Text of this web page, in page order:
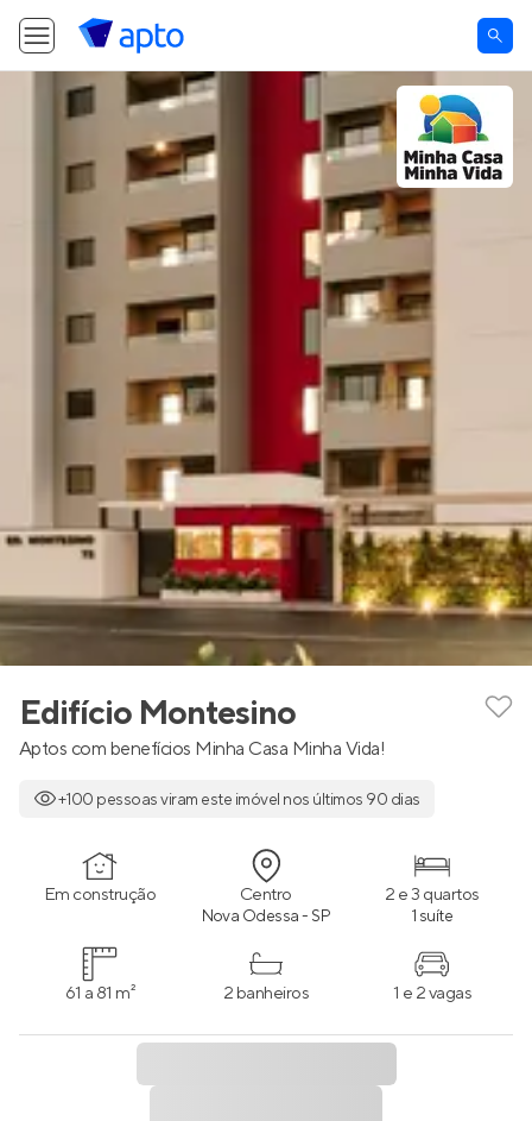
Edifício Montesino
Aptos com benefícios Minha Casa Minha Vida!
+100 pessoas viram este imóvel nos últimos 90 dias
Em construção Centro
Nova Odessa - SP
2 e 3 quartos
1 suíte
61 a 81 m² 2 banheiros 1 e 2 vagas